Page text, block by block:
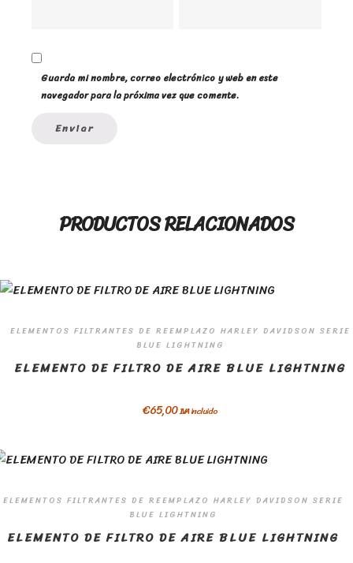
Guarda mi nombre, correo electrónico y web en este
navegador para la próxima vez que comente.
PRODUCTOS RELACIONADOS
ELEMENTOS FILTRANTES DE REEMPLAZO HARLEY DAVIDSON SERIE
BLUE LIGHTNING
ELEMENTO DE FILTRO DE AIRE BLUE LIGHTNING
€65,00IVA incluido
ELEMENTOS FILTRANTES DE REEMPLAZO HARLEY DAVIDSON SERIE
BLUE LIGHTNING
ELEMENTO DE FILTRO DE AIRE BLUE LIGHTNING